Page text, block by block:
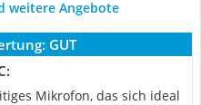
weitere Angebote
GUT
Mikrofon, das sich ideal